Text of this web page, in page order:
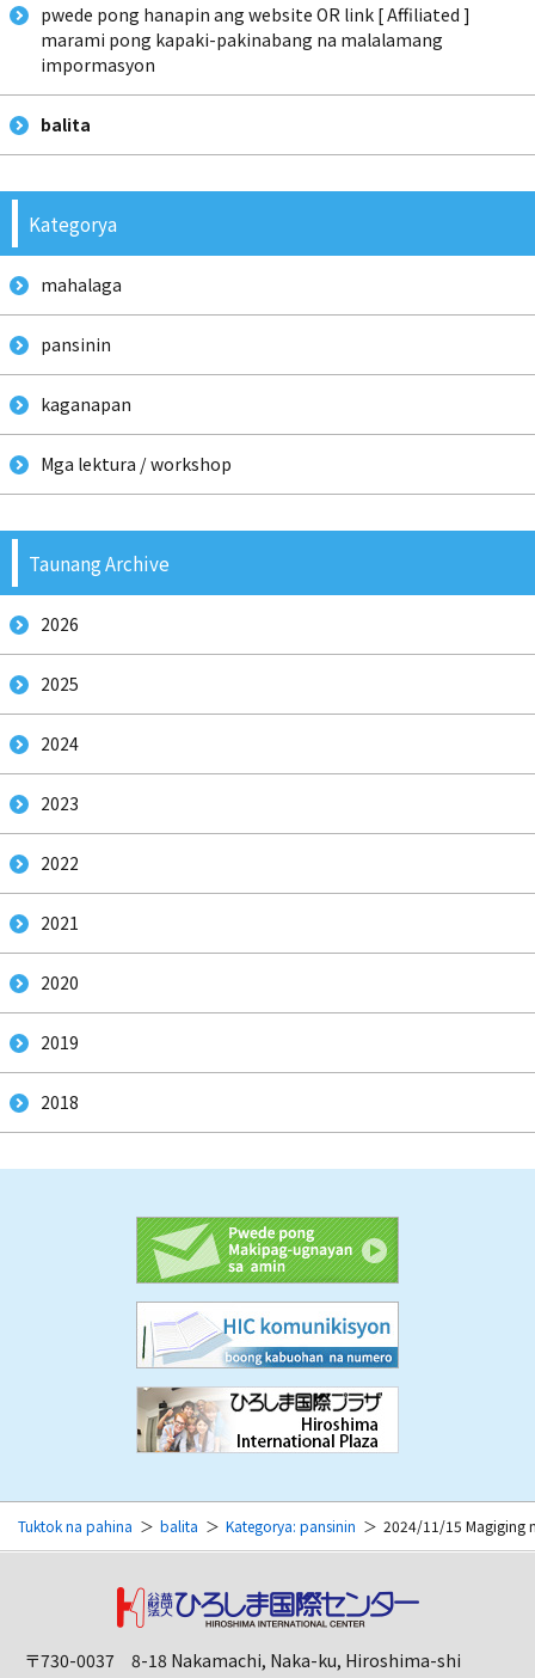
pwede pong hanapin ang website OR link [ Affiliated ]
marami pong kapaki-pakinabang na malalamang
impormasyon
balita
Kategorya
mahalaga
pansinin
kaganapan
Mga lektura / workshop
Taunang Archive
2026
2025
2024
2023
2022
2021
2020
2019
2018
Tuktok na pahina balita Kategorya: pansinin 2024/11/15 Magiging
〒730-0037 8-18 Nakamachi, Naka-ku, Hiroshima-shi